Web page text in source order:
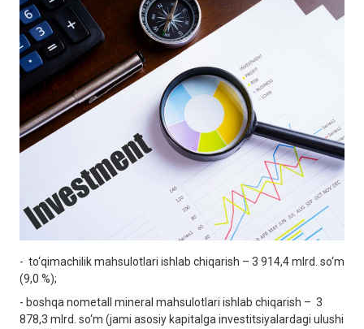
- to‘qimachilik mahsulotlari ishlab chiqarish – 3 914,4 mlrd. so‘m
(9,0 %);
- boshqa nometall mineral mahsulotlari ishlab chiqarish – 3
878,3 mlrd. so‘m (jami asosiy kapitalga investitsiyalardagi ulushi